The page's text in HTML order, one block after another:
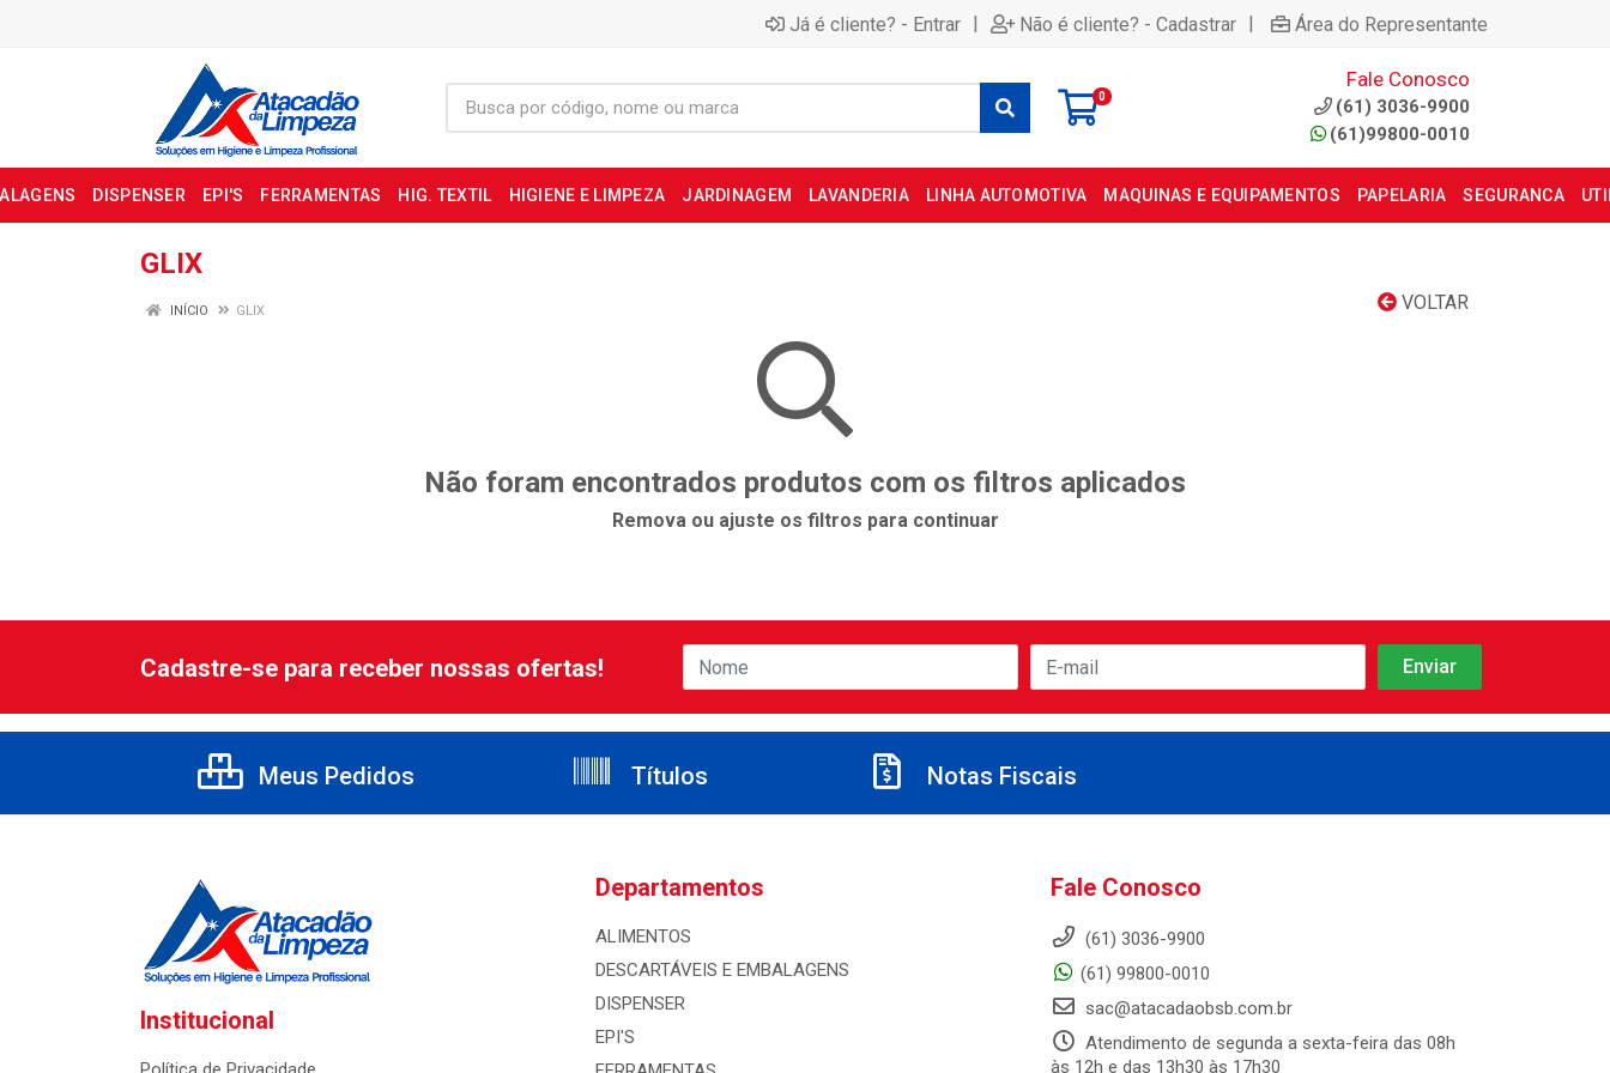
Já é cliente? - Entrar | Não é cliente? - Cadastrar | Área do Representante
0
Fale Conosco
(61) 3036-9900
(61)99800-0010
DISPENSER EPI'S FERRAMENTAS HIG. TEXTIL HIGIENE E LIMPEZA JARDINAGEM LAVANDERIA LINHA AUTOMOTIVA MAQUINAS E EQUIPAMENTOS PAPELARIA SEGURANCA
GLIX
VOLTAR
INÍCIO GLIX
Não foram encontrados produtos com os filtros aplicados
Remova ou ajuste os filtros para continuar
Cadastre-se para receber nossas ofertas!
Meus Pedidos Títulos Notas Fiscais
Institucional
Departamentos
ALIMENTOS
DESCARTÁVEIS E EMBALAGENS
DISPENSER
EPI'S
Fale Conosco
(61) 3036-9900
(61) 99800-0010
sac@atacadaobsb.com.br
Atendimento de segunda a sexta-feira das 08h
às 12h e das 13h30 às 17h30